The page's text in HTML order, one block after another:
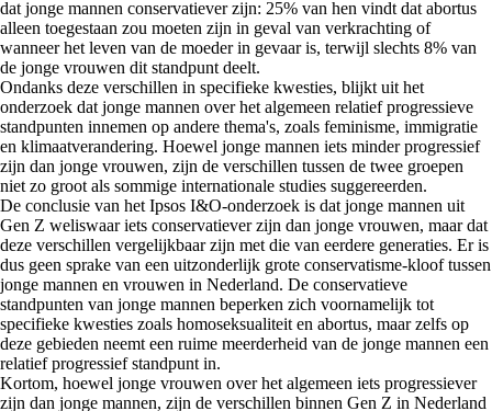
dat jonge mannen conservatiever zijn: 25% van hen vindt dat abortus
alleen toegestaan zou moeten zijn in geval van verkrachting of
wanneer het leven van de moeder in gevaar is, terwijl slechts 8% van
de jonge vrouwen dit standpunt deelt.
Ondanks deze verschillen in specifieke kwesties, blijkt uit het
onderzoek dat jonge mannen over het algemeen relatief progressieve
standpunten innemen op andere thema's, zoals feminisme, immigratie
en klimaatverandering. Hoewel jonge mannen iets minder progressief
zijn dan jonge vrouwen, zijn de verschillen tussen de twee groepen
niet zo groot als sommige internationale studies suggereerden.
De conclusie van het Ipsos I&O-onderzoek is dat jonge mannen uit
Gen Z weliswaar iets conservatiever zijn dan jonge vrouwen, maar dat
deze verschillen vergelijkbaar zijn met die van eerdere generaties. Er is
dus geen sprake van een uitzonderlijk grote conservatisme-kloof tussen
jonge mannen en vrouwen in Nederland. De conservatieve
standpunten van jonge mannen beperken zich voornamelijk tot
specifieke kwesties zoals homoseksualiteit en abortus, maar zelfs op
deze gebieden neemt een ruime meerderheid van de jonge mannen een
relatief progressief standpunt in.
Kortom, hoewel jonge vrouwen over het algemeen iets progressiever
zijn dan jonge mannen, zijn de verschillen binnen Gen Z in Nederland